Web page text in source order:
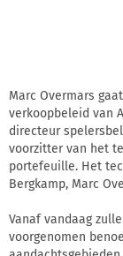
Marc Overmars
verkoopbeleid van
directeur
voorzitter van het
portefeuille. Het
Bergkamp, Marc
Vanaf vandaag
voorgenomen